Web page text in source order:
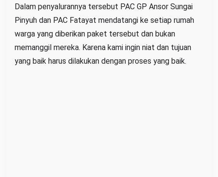
Dalam penyalurannya tersebut PAC GP Ansor Sungai
Pinyuh dan PAC Fatayat mendatangi ke setiap rumah
warga yang diberikan paket tersebut dan bukan
memanggil mereka. Karena kami ingin niat dan tujuan
yang baik harus dilakukan dengan proses yang baik.